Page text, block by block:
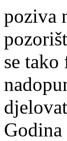
poziva
se
Godina